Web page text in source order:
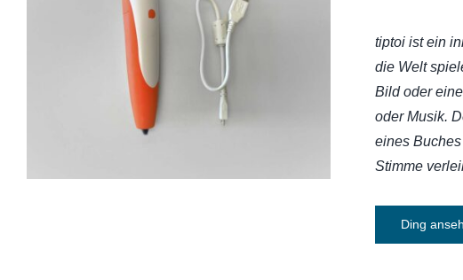
tiptoi-Stift mit Aufnahmefunktion
(und Aufladefunktion)
tiptoi ist ein
die Welt
Bild oder
oder Musik.
eines
Stimme
Ding